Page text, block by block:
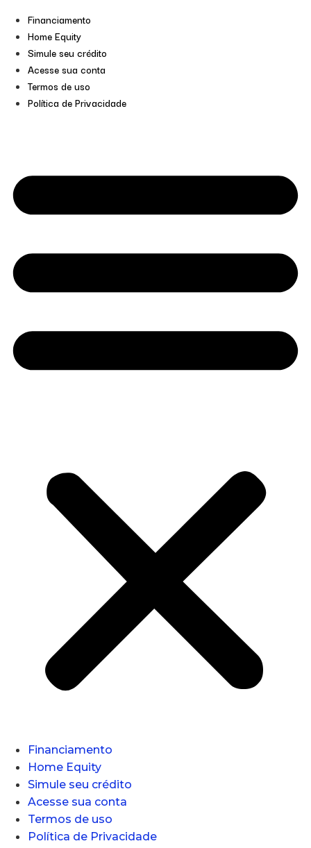
Financiamento
Home Equity
Simule seu crédito
Acesse sua conta
Termos de uso
Política de Privacidade
Financiamento
Home Equity
Simule seu crédito
Acesse sua conta
Termos de uso
Política de Privacidade